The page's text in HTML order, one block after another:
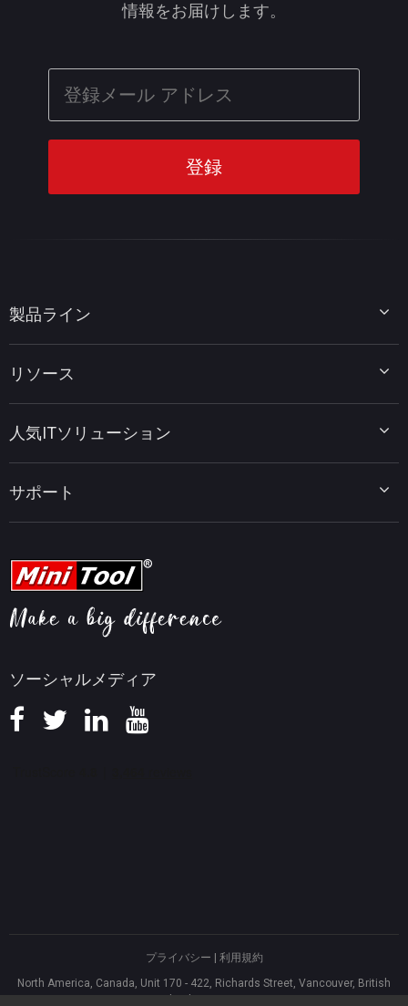
情報をお届けします。
ソーシャルメディア
製品ライン
MiniTool Power Data Recovery
MiniTool PDF Editor
MiniTool MovieMaker
MiniTool uTube Downloader
リソース
データ復元ヒント
PDF編集ヒント
動画編集ヒント
ビデオ変換ヒント
画面録画ヒント
知識ベース
人気ITソリューション
MiniTool ニュースセンター
サポート
ヘルプ
プライバシー
利用規約
North America, Canada, Unit 170 - 422, Richards Street, Vancouver, British